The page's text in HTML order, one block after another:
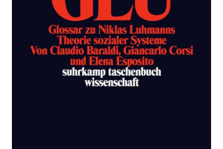
Zur Wunschliste hinzufügen
Glossar zu Niklas Luhmanns Theorie sozialer
Systeme
Claudio Baraldi,Giancarlo Corsi